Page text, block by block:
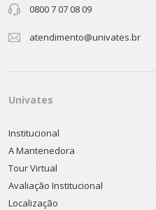
0800 7 07 08 09
atendimento@univates.br
Univates
Institucional
A Mantenedora
Tour Virtual
Avaliação Institucional
Localização